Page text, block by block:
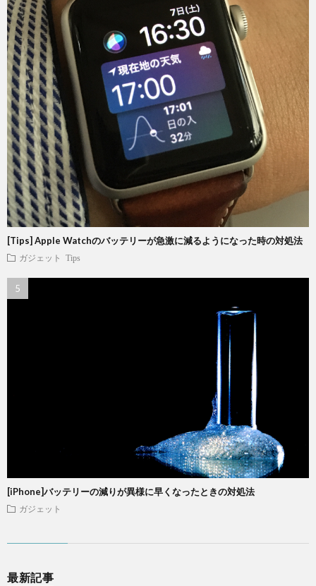
[Tips] Apple Watchのバッテリーが急激に減るようになった時の対処法
ガジェット Tips
[iPhone]バッテリーの減りが異様に早くなったときの対処法
ガジェット
最新記事